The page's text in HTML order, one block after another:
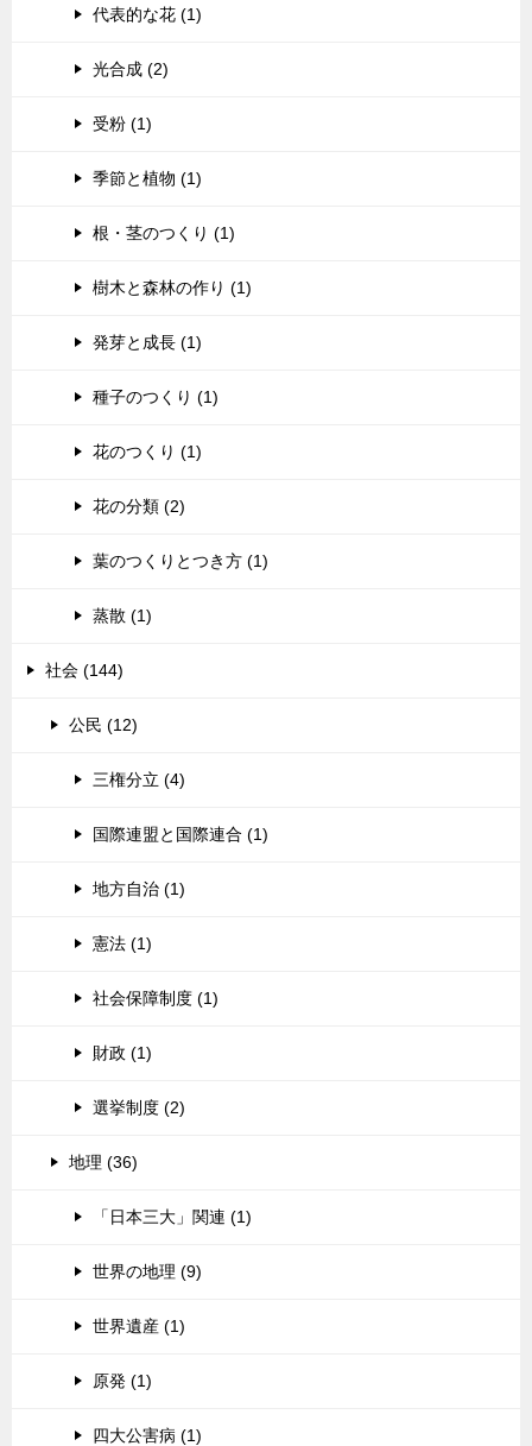
代表的な花 (1)
光合成 (2)
受粉 (1)
季節と植物 (1)
根・茎のつくり (1)
樹木と森林の作り (1)
発芽と成長 (1)
種子のつくり (1)
花のつくり (1)
花の分類 (2)
葉のつくりとつき方 (1)
蒸散 (1)
社会 (144)
公民 (12)
三権分立 (4)
国際連盟と国際連合 (1)
地方自治 (1)
憲法 (1)
社会保障制度 (1)
財政 (1)
選挙制度 (2)
地理 (36)
「日本三大」関連 (1)
世界の地理 (9)
世界遺産 (1)
原発 (1)
四大公害病 (1)